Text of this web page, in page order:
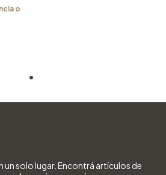
o
un solo lugar. Encontrá artículos de